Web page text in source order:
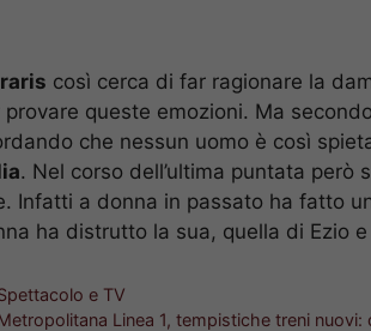
così cerca di far ragionare la
provare queste emozioni. Ma secondo
che nessun uomo è così
. Nel corso dell’ultima puntata
Infatti a donna in passato ha fatto
ha distrutto la sua, quella di Ezio
e TV
Linea 1, tempistiche treni